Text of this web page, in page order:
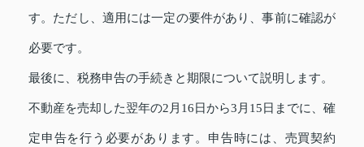
す。ただし、適用には一定の要件があり、事前に確認が
必要です。
最後に、税務申告の手続きと期限について説明します。
不動産を売却した翌年の2月16日から3月15日までに、確
定申告を行う必要があります。申告時には、売買契約